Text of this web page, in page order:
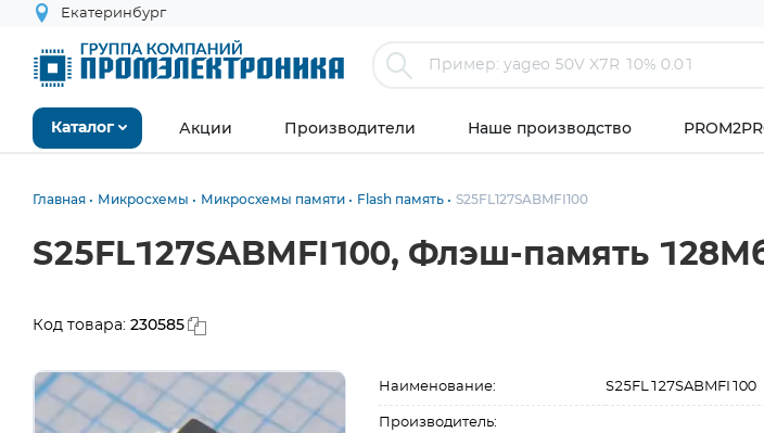
Екатеринбург
Каталог Акции Производители Наше производство
Главная Микросхемы Микросхемы памяти Flash память S25FL127SABMFI100
S25FL127SABMFI100, Флэш-память
Код товара: 230585
Наименование: S25FL127SABMFI100
Производитель: